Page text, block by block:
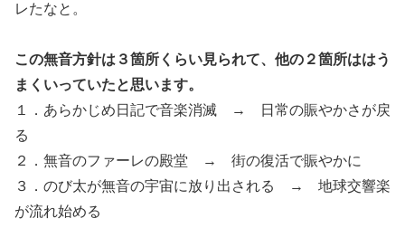
レたなと。
この無音方針は３箇所くらい見られて、他の２箇所ははう
まくいっていたと思います。
１．あらかじめ日記で音楽消滅 → 日常の賑やかさが戻
る
２．無音のファーレの殿堂 → 街の復活で賑やかに
３．のび太が無音の宇宙に放り出される → 地球交響楽
が流れ始める